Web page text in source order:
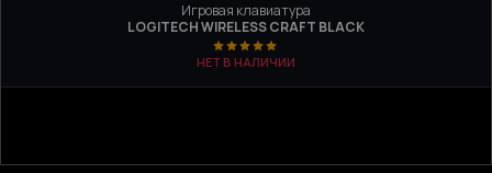
Игровая клавиатура
LOGITECH WIRELESS CRAFT BLACK
НЕТ В НАЛИЧИИ